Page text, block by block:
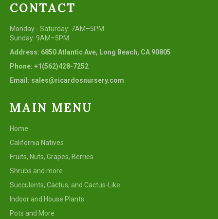
CONTACT
Monday - Saturday: 7AM–5PM
Sunday: 9AM–5PM
Address: 6850 Atlantic Ave, Long Beach, CA 90805
Phone: +1(562)428-7252
Email: sales@ricardosnursery.com
MAIN MENU
Home
California Natives
Fruits, Nuts, Grapes, Berries
Shrubs and more...
Succulents, Cactus, and Cactus-Like
Indoor and House Plants
Pots and More